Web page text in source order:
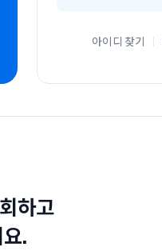
아이디 찾기
하고
.